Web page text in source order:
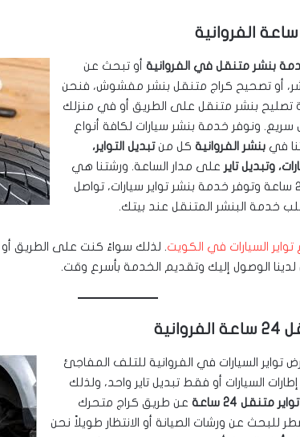
بنشر متنقل في الفروانية أو تبحث عن
أو تصحيح كراج متنقل بنشر مفشوش، فنحن
بنشر متنقل على الطريق أو في منزلك
ونوفر خدمة بنشر سيارات لكافة أنواع
في بنشر الفروانية كل منتبديل التواير،
وتبديل تاير على مدار الساعة. ورشتنا هي
ورشة بنشر مفتوح ٢٤ ساعة وتوفر خدمة بنشر تواير سيارات، تواصل
خدمة البنشر المتنقل عند بيتك.
تواير السيارات في الكويت. لذلك سواءً كنت على الطريق
لدينا الوصول إليك وتقديم الخدمة بأسرع وقت.
تواير السيارات في الفروانية للتلف المفاجئ
السيارات أو فقط تبديل تاير واحد، ولذلك
متنقل 24 ساعة
عن طريق كراج متحرك
للبحث عن ورشات الصيانة أو الانتظار طويلاً نحن